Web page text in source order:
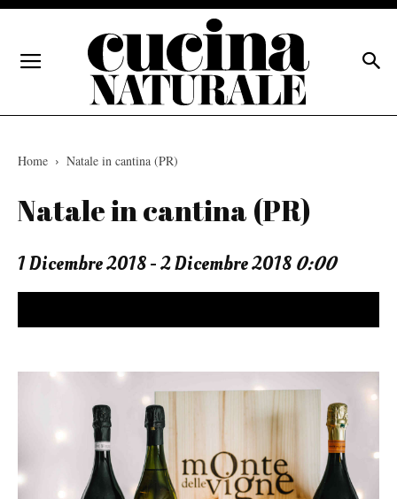
Home Natale in cantina (PR)
Natale in cantina (PR)
1 Dicembre 2018 - 2 Dicembre 2018 0:00